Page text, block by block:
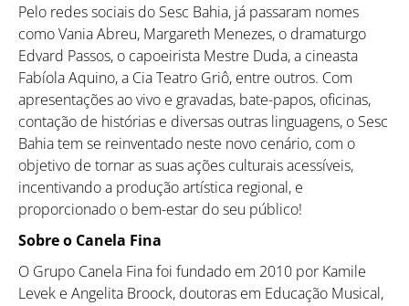
Pelo redes sociais do Sesc Bahia, já passaram nomes
como Vania Abreu, Margareth Menezes, o dramaturgo
Edvard Passos, o capoeirista Mestre Duda, a cineasta
Fabíola Aquino, a Cia Teatro Griô, entre outros. Com
apresentações ao vivo e gravadas, bate-papos, oficinas,
contação de histórias e diversas outras linguagens, o Sesc
Bahia tem se reinventado neste novo cenário, com o
objetivo de tornar as suas ações culturais acessíveis,
incentivando a produção artística regional, e
proporcionado o bem-estar do seu público!
Sobre o Canela Fina
O Grupo Canela Fina foi fundado em 2010 por Kamile
Levek e Angelita Broock, doutoras em Educação Musical,